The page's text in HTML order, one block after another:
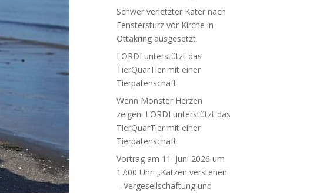
Schwer verletzter Kater nach
Fenstersturz vor Kirche in
Ottakring ausgesetzt
LORDI unterstützt das
TierQuarTier mit einer
Tierpatenschaft
Wenn Monster Herzen
zeigen: LORDI unterstützt das
TierQuarTier mit einer
Tierpatenschaft
Vortrag am 11. Juni 2026 um
17:00 Uhr: „Katzen verstehen
– Vergesellschaftung und